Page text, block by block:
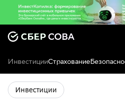
ИнвестицииСтрахование
Инвестиции